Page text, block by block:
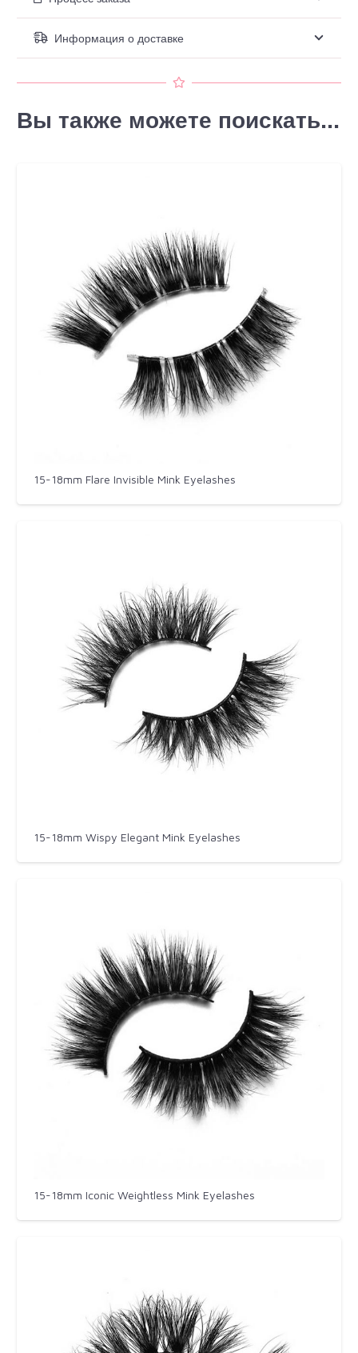
Информация о доставке
Вы также можете поискать...
15-18mm Flare Invisible Mink Eyelashes​
15-18mm Wispy Elegant Mink Eyelashes
15-18mm Iconic Weightless Mink Eyelashes